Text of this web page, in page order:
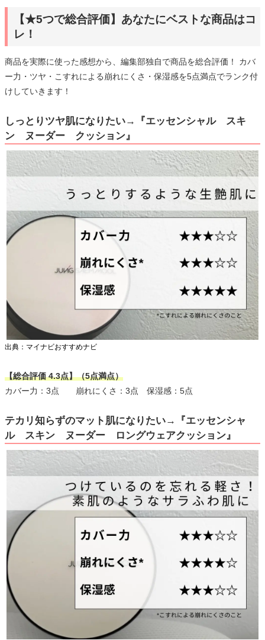
【★5つで総合評価】あなたにベストな商品はコ
レ！
商品を実際に使った感想から、編集部独自で商品を総合評価！ カバ
ー力・ツヤ・こすれによる崩れにくさ・保湿感を5点満点でランク付
けしていきます！
しっとりツヤ肌になりたい→『エッセンシャル スキ
ン ヌーダー クッション』
出典：マイナビおすすめナビ
【総合評価 4.3点】（5点満点）
カバー力：3点 崩れにくさ：3点 保湿感：5点
テカリ知らずのマット肌になりたい→『エッセンシャ
ル スキン ヌーダー ロングウェアクッション』